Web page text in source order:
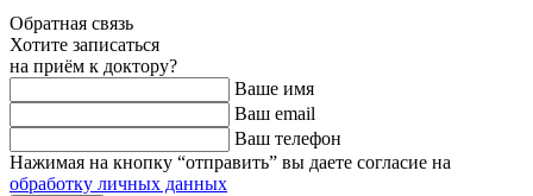
Обратная связь
Хотите записаться
на приём к доктору?
Ваше имя
Ваш email
Ваш телефон
Нажимая на кнопку “отправить” вы даете согласие на
обработку личных данных